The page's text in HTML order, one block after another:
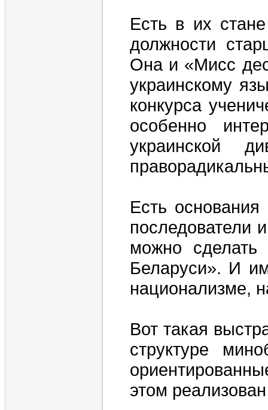
Есть в их
должности
Она и «Мисс
украинскому
конкурса
особенно
украинской
Есть основания
последователи
можно
Беларуси». И
национализме,
Вот такая
структуре
этом